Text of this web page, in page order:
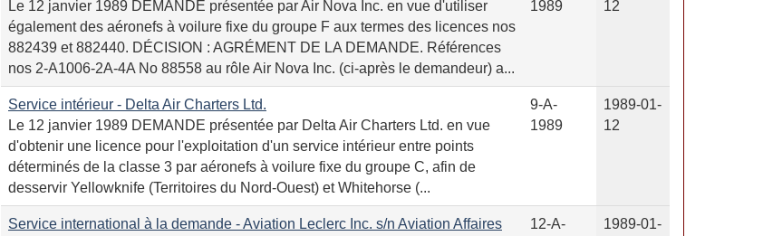
Le 12 janvier 1989 DEMANDE présentée par Air Nova Inc. en vue d'utiliser
également des aéronefs à voilure fixe du groupe F aux termes des licences nos
882439 et 882440. DÉCISION : AGRÉMENT DE LA DEMANDE. Références
nos 2-A1006-2A-4A No 88558 au rôle Air Nova Inc. (ci-après le demandeur) a...
1989
12
Service intérieur - Delta Air Charters Ltd.
Le 12 janvier 1989 DEMANDE présentée par Delta Air Charters Ltd. en vue
d'obtenir une licence pour l'exploitation d'un service intérieur entre points
déterminés de la classe 3 par aéronefs à voilure fixe du groupe C, afin de
desservir Yellowknife (Territoires du Nord-Ouest) et Whitehorse (...
9-A-
1989
1989-01-
12
Service international à la demande - Aviation Leclerc Inc. s/n Aviation Affaires
12-A-
1989-01-